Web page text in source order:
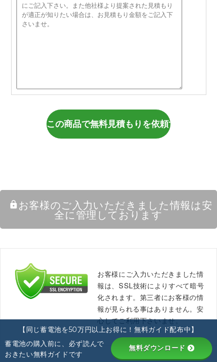
lock お客様のご入力いただきました情報は安
全に管理しております
お客様にご入力いただきました情
報は、SSL技術によりすべて暗号
化されます。第三者にお客様の情
報が見られる事はありません。安
心してご利用下さいませ。
【同じ蓄電池を50万円以上お得に！無料ガイド配布中】
蓄電池の購入前に、必ず読んで
おきたい無料ガイドです
無料ダウンロード